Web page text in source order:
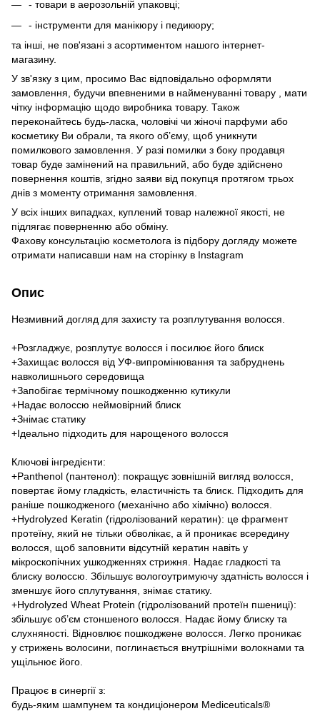
- товари в аерозольній упаковці;
- інструменти для манікюру і педикюру;
та інші, не пов'язані з асортиментом нашого інтернет-
магазину.
У зв'язку з цим, просимо Вас відповідально оформляти
замовлення, будучи впевненими в найменуванні товару , мати
чітку інформацію щодо виробника товару. Також
переконайтесь будь-ласка, чоловічі чи жіночі парфуми або
косметику Ви обрали, та якого об’єму, щоб уникнути
помилкового замовлення. У разі помилки з боку продавця
товар буде замінений на правильний, або буде здійснено
повернення коштів, згідно заяви від покупця протягом трьох
днів з моменту отримання замовлення.
У всіх інших випадках, куплений товар належної якості, не
підлягає поверненню або обміну.
Фахову консультацію косметолога із підбору догляду можете
отримати написавши нам на сторінку в Instagram
Опис
Незмивний догляд для захисту та розплутування волосся.
+Розгладжує, розплутує волосся і посилює його блиск
+Захищає волосся від УФ-випромінювання та забруднень
навколишнього середовища
+Запобігає термічному пошкодженню кутикули
+Надає волоссю неймовірний блиск
+Знімає статику
+Ідеально підходить для нарощеного волосся
Ключові інгредієнти:
+Panthenol (пантенол): покращує зовнішній вигляд волосся,
повертає йому гладкість, еластичність та блиск. Підходить для
раніше пошкодженого (механічно або хімічно) волосся.
+Hydrolyzed Keratin (гідролізований кератин): це фрагмент
протеїну, який не тільки обволікає, а й проникає всередину
волосся, щоб заповнити відсутній кератин навіть у
мікроскопічних ушкодженнях стрижня. Надає гладкості та
блиску волоссю. Збільшує вологоутримуючу здатність волосся і
зменшує його сплутування, знімає статику.
+Hydrolyzed Wheat Protein (гідролізований протеїн пшениці):
збільшує об’єм стоншеного волосся. Надає йому блиску та
слухняності. Відновлює пошкоджене волосся. Легко проникає
у стрижень волосини, поглинається внутрішніми волокнами та
ущільнює його.
Працює в синергії з:
будь-яким шампунем та кондиціонером Mediceuticals®